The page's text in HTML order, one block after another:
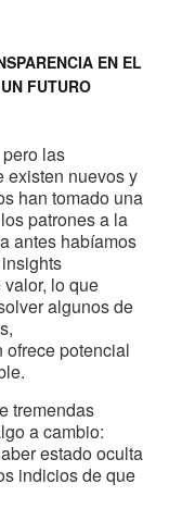
EN EL
FUTURO
las
existen nuevos y
han tomado una
patrones a la
antes habíamos
lo que
algunos de
ofrece potencial
tremendas
a cambio:
estado oculta
indicios de que